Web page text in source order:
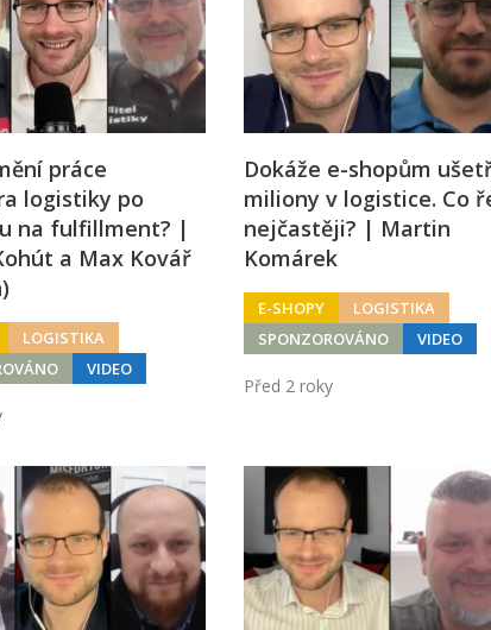
práce
logistiky po
na fulfillment? |
a Max Kovář
LOGISTIKA
VIDEO
Dokáže e-shopům
miliony v logistice. Co
nejčastěji? | Martin
Komárek
E-SHOPY
LOGISTIKA
SPONZOROVÁNO
VIDEO
Před 2 roky